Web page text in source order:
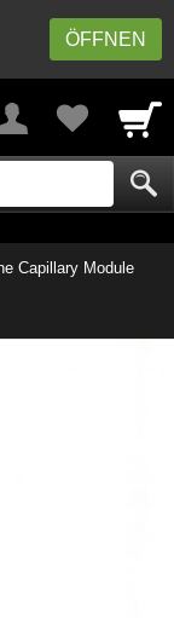
ÖFFNEN
Capillary Module